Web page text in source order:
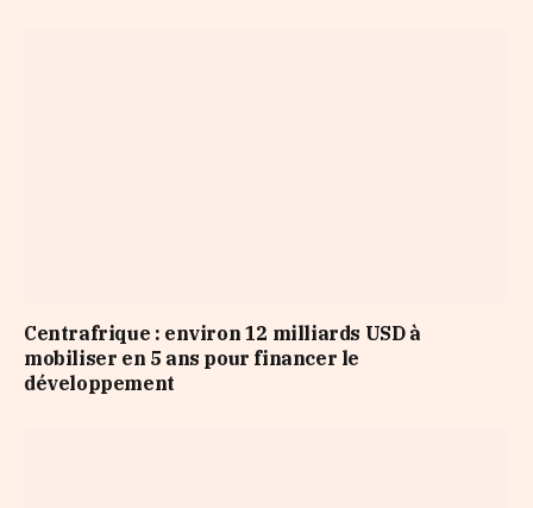
Centrafrique : environ 12 milliards USD à
mobiliser en 5 ans pour financer le
développement